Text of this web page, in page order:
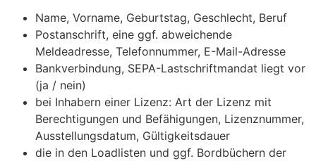
Name, Vorname, Geburtstag, Geschlecht, Beruf
Postanschrift, eine ggf. abweichende
Meldeadresse, Telefonnummer, E-Mail-Adresse
Bankverbindung, SEPA-Lastschriftmandat liegt vor
(ja / nein)
bei Inhabern einer Lizenz: Art der Lizenz mit
Berechtigungen und Befähigungen, Lizenznummer,
Ausstellungsdatum, Gültigkeitsdauer
die in den Loadlisten und ggf. Bordbüchern der